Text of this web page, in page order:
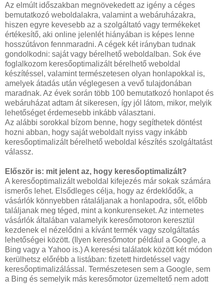
Az elmúlt időszakban megnövekedett az igény a céges
bemutatkozó weboldalakra, valamint a webáruházakra,
hiszen egyre kevesebb az a szolgáltató vagy termékeket
értékesítő, aki online jelenlét hiányában is képes lenne
hosszútávon fennmaradni. A cégek két irányban tudnak
gondolkodni: saját vagy bérelhető weboldalban. Sok éve
foglalkozom keresőoptimalizált bérelhető weboldal
készítéssel, valamint természetesen olyan honlapokkal is,
amelyek átadás után véglegesen a vevő tulajdonában
maradnak. Az évek során több 100 bemutatkozó honlapot és
webáruházat adtam át sikeresen, így jól látom, mikor, melyik
lehetőséget érdemesebb inkább választani.
Az alábbi sorokkal bízom benne, hogy segíthetek döntést
hozni abban, hogy saját weboldalt nyiss vagy inkább
keresőoptimalizált bérelhető weboldal készítés szolgáltatást
válassz.
Először is: mit jelent az, hogy keresőoptimalizált?
A keresőoptimalizált weboldal kifejezés már sokak számára
ismerős lehet. Elsődleges célja, hogy az érdeklődők, a
vásárlók könnyebben rátaláljanak a honlapodra, sőt, előbb
találjanak meg téged, mint a konkurenseket. Az internetes
vásárlók általában valamelyik keresőmotoron keresztül
kezdenek el nézelődni a kívánt termék vagy szolgáltatás
lehetőségei között. (Ilyen keresőmotor például a Google, a
Bing vagy a Yahoo is.) A keresési találatok között két módon
kerülhetsz előrébb a listában: fizetett hirdetéssel vagy
keresőoptimalizálással. Természetesen sem a Google, sem
a Bing és semelyik más keresőmotor üzemeltető nem adott